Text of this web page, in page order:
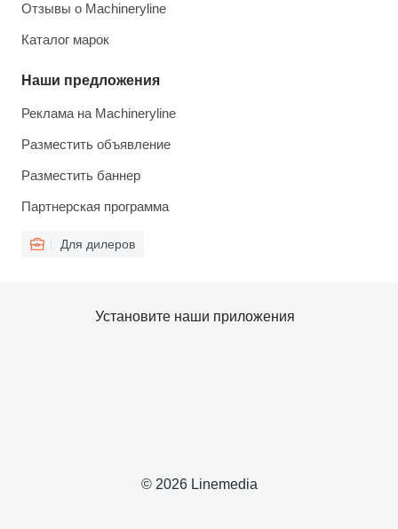
Отзывы о Machineryline
Каталог марок
Наши предложения
Реклама на Machineryline
Разместить объявление
Разместить баннер
Партнерская программа
Для дилеров
© 2026 Linemedia
Установите наши приложения